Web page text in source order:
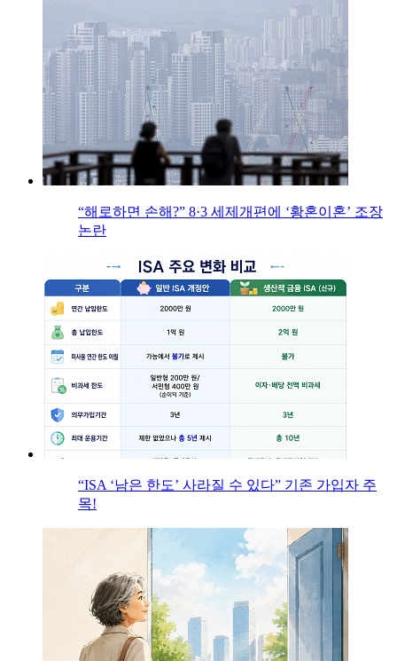
“해로하면 손해?” 8·3 세제개편에 ‘황혼이혼’ 조장
논란
“ISA ‘남은 한도’ 사라질 수 있다” 기존 가입자 주
목!